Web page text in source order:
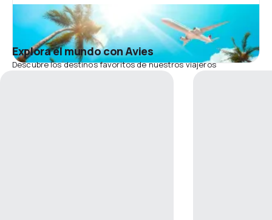
Explora el mundo con Avies
Descubre los destinos favoritos de nuestros viajeros